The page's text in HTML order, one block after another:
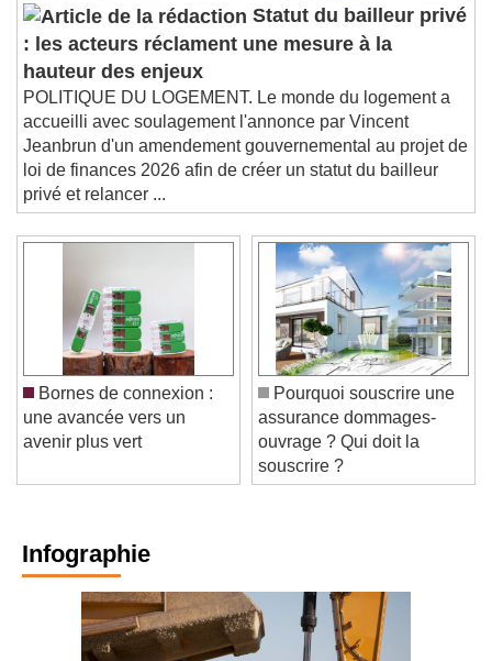
Statut du bailleur privé
: les acteurs réclament une mesure à la
hauteur des enjeux
POLITIQUE DU LOGEMENT. Le monde du logement a
accueilli avec soulagement l'annonce par Vincent
Jeanbrun d'un amendement gouvernemental au projet de
loi de finances 2026 afin de créer un statut du bailleur
privé et relancer ...
Bornes de connexion :
une avancée vers un
Pourquoi souscrire une
assurance dommages-
ouvrage ? Qui doit la
souscrire ?
Infographie